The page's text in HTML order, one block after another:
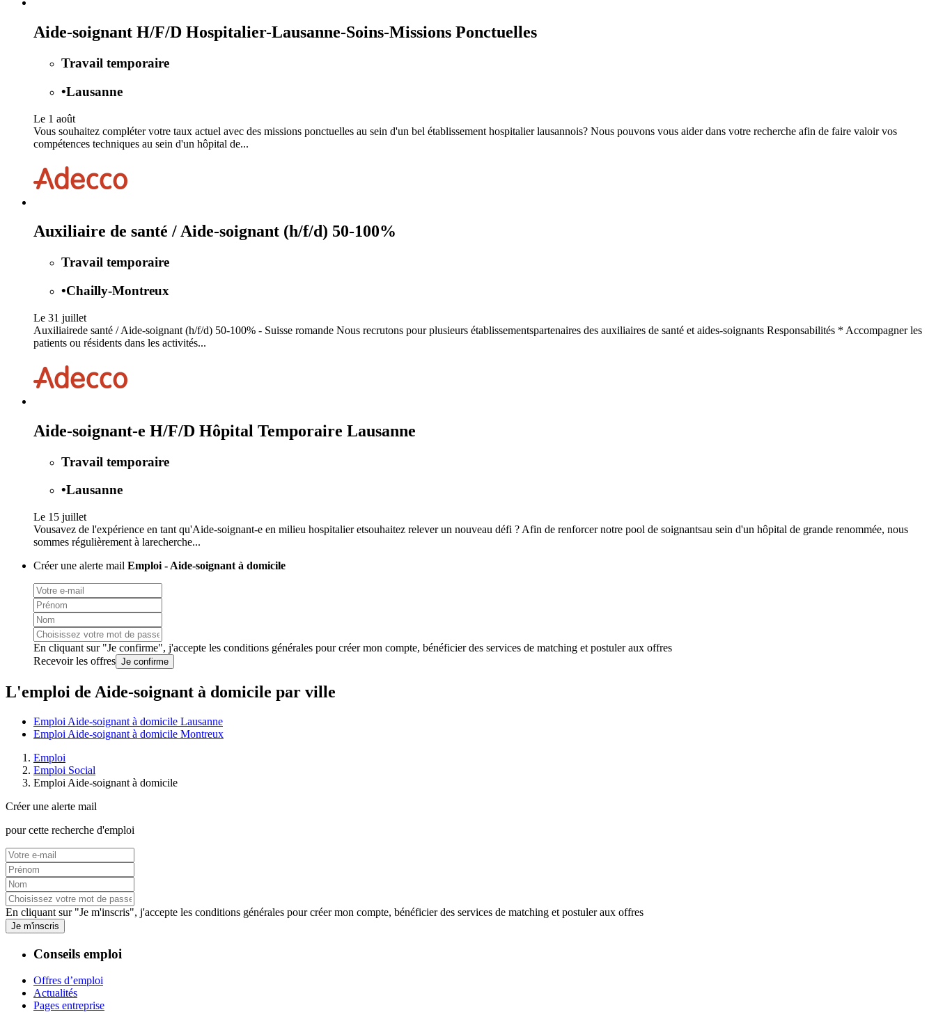
Aide-soignant H/F/D Hospitalier-Lausanne-Soins-Missions Ponctuelles
Travail temporaire
•Lausanne
Le 1 août
Vous souhaitez compléter votre taux actuel avec des missions ponctuelles au sein d'un bel établissement hospitalier lausannois? Nous pouvons vous aider dans votre recherche afin de faire valoir vos
compétences techniques au sein d'un hôpital de...
Auxiliaire de santé / Aide-soignant (h/f/d) 50-100%
Travail temporaire
•Chailly-Montreux
Le 31 juillet
Auxiliairede santé / Aide-soignant (h/f/d) 50-100% - Suisse romande Nous recrutons pour plusieurs établissementspartenaires des auxiliaires de santé et aides-soignants Responsabilités * Accompagner les
patients ou résidents dans les activités...
Aide-soignant-e H/F/D Hôpital Temporaire Lausanne
Travail temporaire
•Lausanne
Le 15 juillet
Vousavez de l'expérience en tant qu'Aide-soignant-e en milieu hospitalier etsouhaitez relever un nouveau défi ? Afin de renforcer notre pool de soignantsau sein d'un hôpital de grande renommée, nous
sommes régulièrement à larecherche...
Créer une alerte mail Emploi - Aide-soignant à domicile
En cliquant sur "Je confirme", j'accepte les conditions générales pour créer mon compte, bénéficier des services de matching et postuler aux offres
Recevoir les offres Je confirme
L'emploi de Aide-soignant à domicile par ville
Emploi Aide-soignant à domicile Lausanne
Emploi Aide-soignant à domicile Montreux
Emploi
Emploi Social
Emploi Aide-soignant à domicile
Créer une alerte mail
pour cette recherche d'emploi
En cliquant sur "Je m'inscris", j'accepte les conditions générales pour créer mon compte, bénéficier des services de matching et postuler aux offres
Je m'inscris
Conseils emploi
Offres d’emploi
Actualités
Pages entreprise